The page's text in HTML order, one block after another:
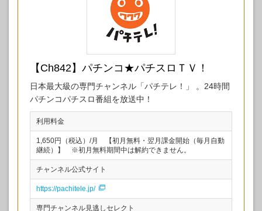
【Ch842】パチンコ★パチスロＴＶ！
日本最大級の専門チャンネル「パチテレ！」 。24時間
パチンコパチスロ番組を放送中！
利用料金
1,650円（税込）/月 【初月無料・翌月課金開始（毎月自動
継続）】 ※初月無料期間中は解約できません。
チャンネル公式サイト
https://pachitele.jp/
専門チャンネル見逃しセレクト